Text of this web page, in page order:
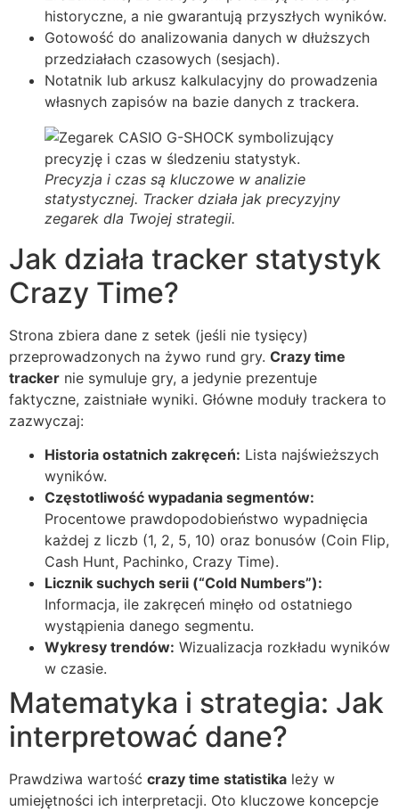
historyczne, a nie gwarantują przyszłych wyników.
Gotowość do analizowania danych w dłuższych
przedziałach czasowych (sesjach).
Notatnik lub arkusz kalkulacyjny do prowadzenia
własnych zapisów na bazie danych z trackera.
Precyzja i czas są kluczowe w analizie
statystycznej. Tracker działa jak precyzyjny
zegarek dla Twojej strategii.
Jak działa tracker statystyk
Crazy Time?
Strona zbiera dane z setek (jeśli nie tysięcy)
przeprowadzonych na żywo rund gry. Crazy time
tracker nie symuluje gry, a jedynie prezentuje
faktyczne, zaistniałe wyniki. Główne moduły trackera to
zazwyczaj:
Historia ostatnich zakręceń: Lista najświeższych
wyników.
Częstotliwość wypadania segmentów:
Procentowe prawdopodobieństwo wypadnięcia
każdej z liczb (1, 2, 5, 10) oraz bonusów (Coin Flip,
Cash Hunt, Pachinko, Crazy Time).
Licznik suchych serii (“Cold Numbers”):
Informacja, ile zakręceń minęło od ostatniego
wystąpienia danego segmentu.
Wykresy trendów: Wizualizacja rozkładu wyników
w czasie.
Matematyka i strategia: Jak
interpretować dane?
Prawdziwa wartość crazy time statistika leży w
umiejętności ich interpretacji. Oto kluczowe koncepcje